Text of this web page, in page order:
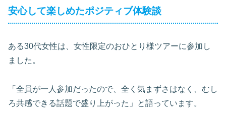
安心して楽しめたポジティブ体験談
ある30代女性は、女性限定のおひとり様ツアーに参加し
ました。
「全員が一人参加だったので、全く気まずさはなく、むし
ろ共感できる話題で盛り上がった」と語っています。